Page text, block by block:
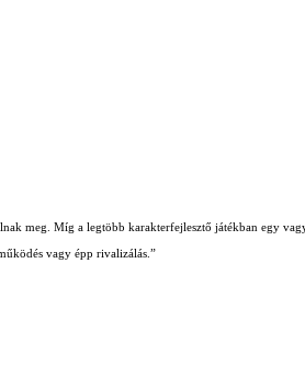
meg. Míg a legtöbb karakterfejlesztő játékban egy
vagy épp rivalizálás.”